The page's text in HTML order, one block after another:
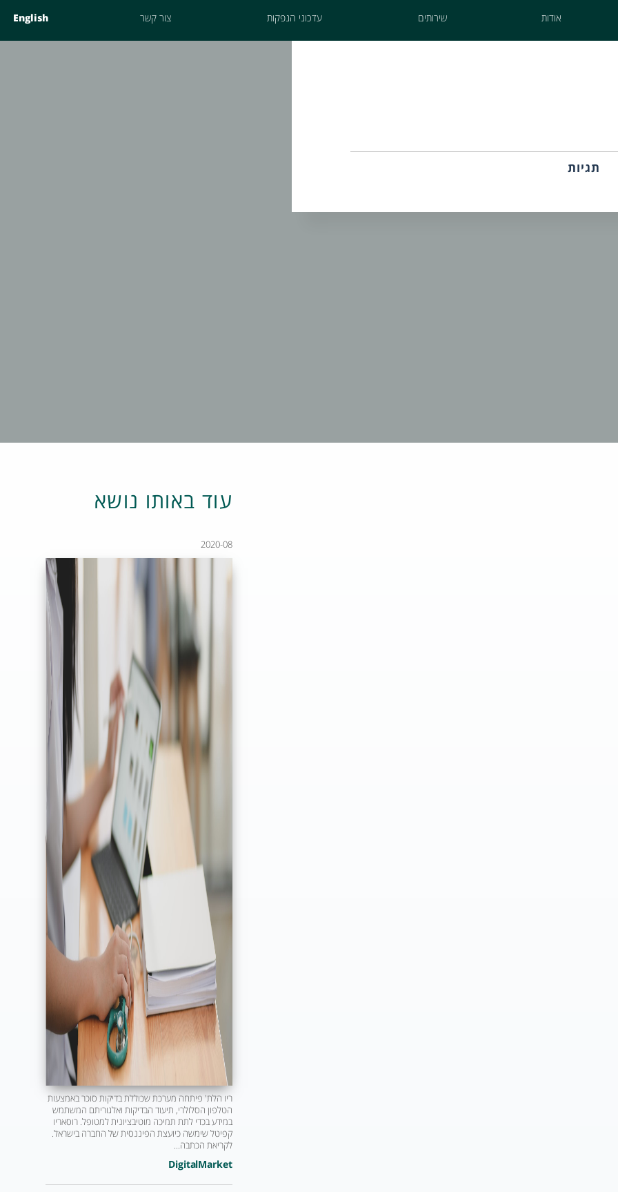
אודות שירותים עדכוני הנפקות צור קשר English
תגיות
עוד באותו נושא
2020-08
ריו הלת' פיתחה מערכת שכוללת בדיקות סוכר באמצעות
הטלפון הסלולרי, תיעוד הבדיקות ואלגוריתם המשתמש
במידע בכדי לתת תמיכה מוטיבציונית למטופל. רוסאריו
קפיטל שימשה כיועצת הפיננסית של החברה בישראל.
לקריאת הכתבה...
DigitalMarket